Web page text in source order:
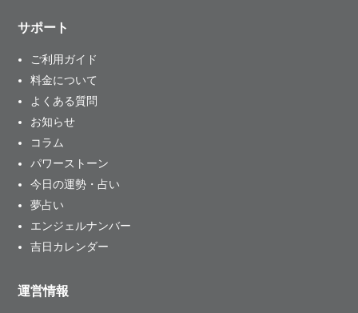
サポート
ご利用ガイド
料金について
よくある質問
お知らせ
コラム
パワーストーン
今日の運勢・占い
夢占い
エンジェルナンバー
吉日カレンダー
運営情報